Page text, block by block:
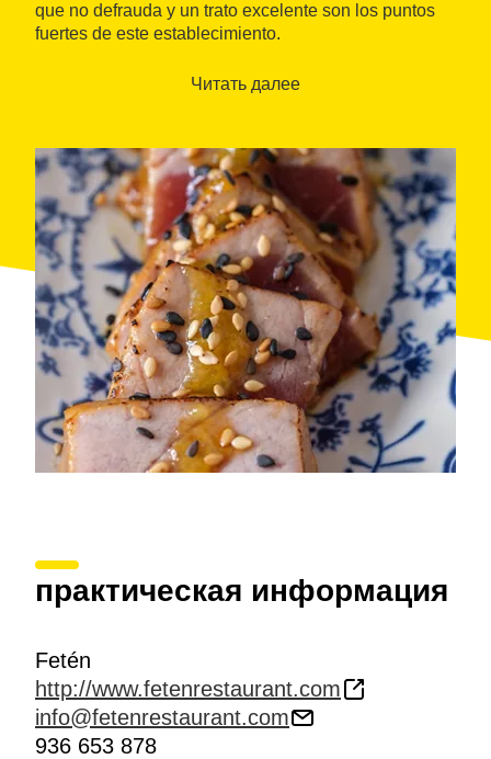
que no defrauda y un trato excelente son los puntos
fuertes de este establecimiento.
Читать далее
практическая информация
Fetén
http://www.fetenrestaurant.com
info@fetenrestaurant.com
936 653 878